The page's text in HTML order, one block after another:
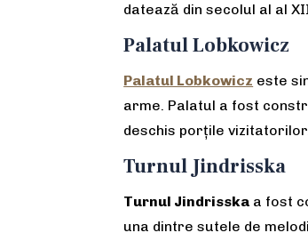
datează din secolul al al
Palatul Lobkowicz
Palatul Lobkowicz este
arme. Palatul a fost
deschis porțile
Turnul Jindrisska
Turnul Jindrisska a fost
una dintre sutele de